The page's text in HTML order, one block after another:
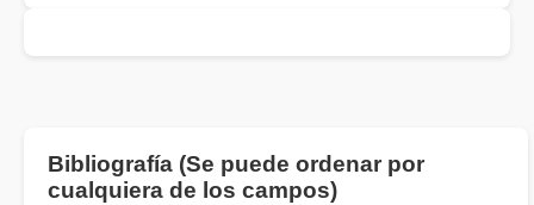
Bibliografía (Se puede ordenar por
cualquiera de los campos)